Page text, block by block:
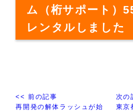
ム（桁サポート）
レンタルしました
<< 前の記事
再開発の解体ラッシュが始
次の
東京